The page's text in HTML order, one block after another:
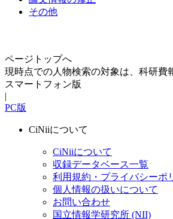
その他
ページトップへ
現時点での人物検索の対象は、科研費
スマートフォン版
|
PC版
CiNiiについて
CiNiiについて
収録データベース一覧
利用規約・プライバシーポ
個人情報の扱いについて
お問い合わせ
国立情報学研究所 (NII)